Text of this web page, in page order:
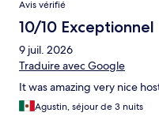
Avis vérifié
10/10 Exceptionnel
9 juil. 2026
Traduire avec Google
It was amazing very nice
Agustin, séjour de 3 nuits